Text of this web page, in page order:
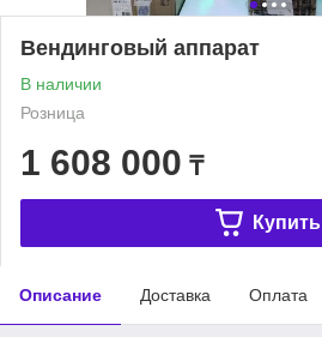
Вендинговый аппарат
В наличии
Розница
1 608 000 ₸
Купить
Описание Доставка Оплата